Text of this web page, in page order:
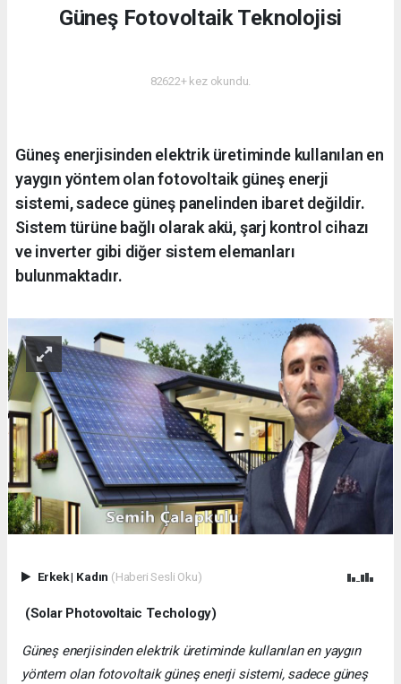
Güneş Fotovoltaik Teknolojisi
82622+ kez okundu.
Güneş enerjisinden elektrik üretiminde kullanılan en
yaygın yöntem olan fotovoltaik güneş enerji
sistemi, sadece güneş panelinden ibaret değildir.
Sistem türüne bağlı olarak akü, şarj kontrol cihazı
ve inverter gibi diğer sistem elemanları
bulunmaktadır.
Erkek| Kadın (Haberi Sesli Oku)
(Solar Photovoltaic Techology)
Güneş enerjisinden elektrik üretiminde kullanılan en yaygın
yöntem olan fotovoltaik güneş enerji sistemi, sadece güneş